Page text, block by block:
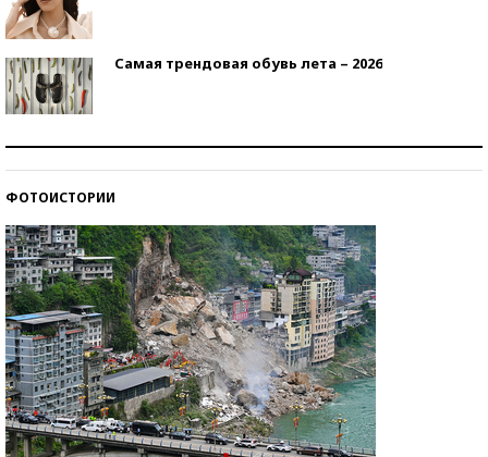
Самая трендовая обувь лета – 2026
ФОТОИСТОРИИ